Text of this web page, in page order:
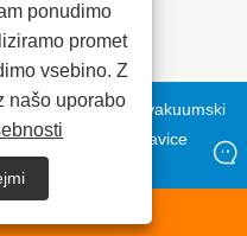
ponudimo
promet
vsebino. Z
našo uporabo
Easy Co., Ltd. - vakuumski
kabel - vse pravice